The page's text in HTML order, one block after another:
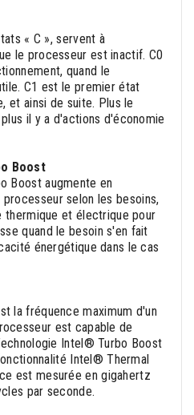
« C », servent à
le processeur est inactif. C0
quand le
C1 est le premier état
et ainsi de suite. Plus le
il y a d'actions d'économie
Boost
Boost augmente en
selon les besoins,
thermique et électrique pour
quand le besoin s'en fait
énergétique dans le cas
la fréquence maximum d'un
est capable de
Intel® Turbo Boost
Intel® Thermal
est mesurée en gigahertz
par seconde.